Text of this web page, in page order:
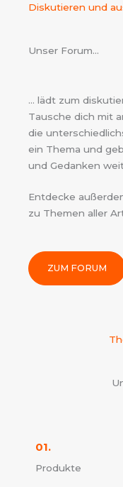
Diskutieren und
Unser Forum...
… lädt zum
Tausche dich mit
die
ein Thema und
und Gedanken
Entdecke
zu Themen aller
ZUM FORUM
01.
Produkte